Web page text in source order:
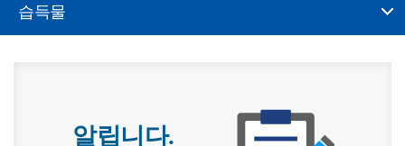
습득물
알립니다.